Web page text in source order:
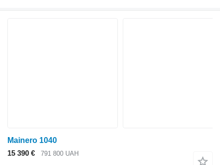
Mainero 1040
15 390 €
791 800 UAH